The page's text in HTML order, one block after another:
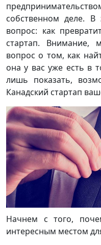
собственном деле.
вопрос: как
стартап. Внимание,
вопрос о том, как
она у вас уже есть в
лишь показать,
Канадский стартап
Начнем с того,
интересным местом